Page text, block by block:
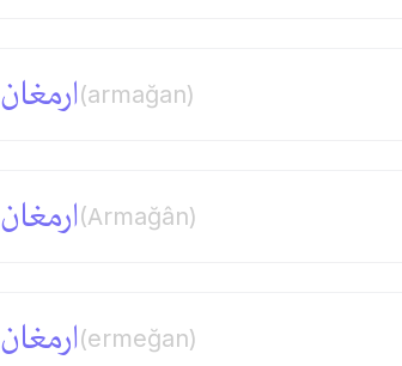
ارمغان(armağan)
ارمغان(Armağân)
ارمغان(ermeğan)